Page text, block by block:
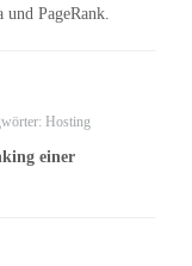
PageRank.
Hosting
einer